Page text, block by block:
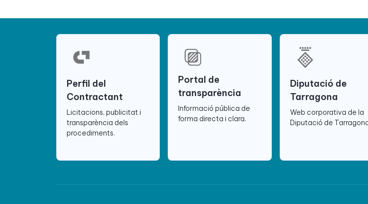
Perfil del
Contractant
Licitacions, publicitat i
transparència dels
procediments.
Portal de
transparència
Informació pública de
forma directa i clara.
Diputació de
Tarragona
Web corporativa de la
Diputació de